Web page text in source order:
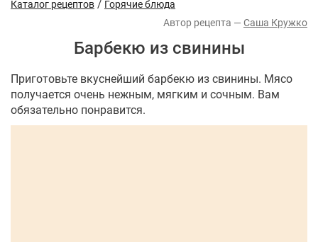
Каталог рецептов / Горячие блюда
Саша Кружко
Барбекю из свинины
Приготовьте вкуснейший барбекю из свинины. Мясо
получается очень нежным, мягким и сочным. Вам
обязательно понравится.